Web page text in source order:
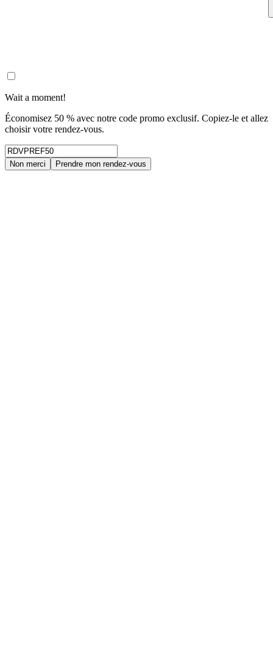
Wait a moment!
Économisez 50 % avec notre code promo exclusif. Copiez-le et allez
choisir votre rendez-vous.
Non merci Prendre mon rendez-vous